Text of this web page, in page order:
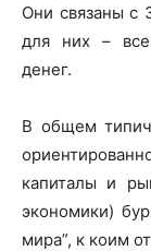
Они связаны с
для них –
денег.
В общем
капиталы и
экономики)
мира”, к коим